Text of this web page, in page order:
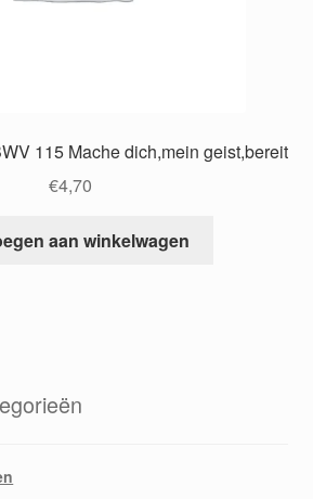
115 Mache dich,mein geist,bereit
€4,70
aan winkelwagen